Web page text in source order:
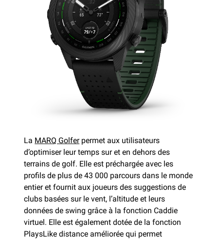
La MARQ Golferpermet aux utilisateurs
d’optimiser leur temps sur et en dehors des
terrains de golf. Elle est préchargée avec les
profils de plus de 43 000 parcours dans le monde
entier et fournit aux joueurs des suggestions de
clubs basées sur le vent, l’altitude et leurs
données de swing grâce à la fonction Caddie
virtuel. Elle est également dotée de la fonction
PlaysLike distance améliorée qui permet